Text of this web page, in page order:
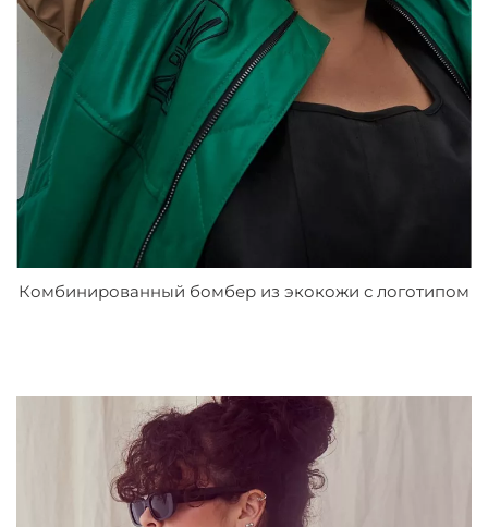
Комбинированный бомбер из экокожи с логотипом